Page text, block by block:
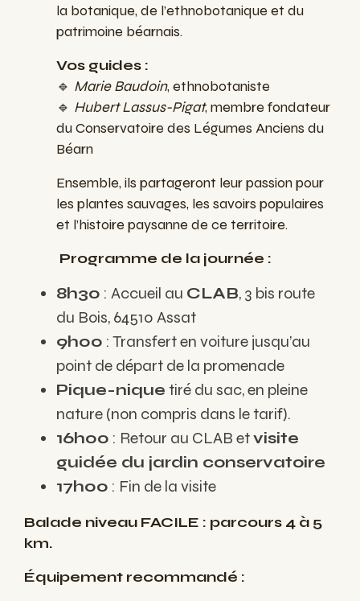
la botanique, de l’ethnobotanique et du
patrimoine béarnais.
Vos guides :
🔹 Marie Baudoin, ethnobotaniste
🔹 Hubert Lassus-Pigat, membre fondateur
du Conservatoire des Légumes Anciens du
Béarn
Ensemble, ils partageront leur passion pour
les plantes sauvages, les savoirs populaires
et l’histoire paysanne de ce territoire.
Programme de la journée :
8h30 : Accueil au CLAB, 3 bis route
du Bois, 64510 Assat
9h00 : Transfert en voiture jusqu’au
point de départ de la promenade
Pique-nique tiré du sac, en pleine
nature (non compris dans le tarif).
16h00 : Retour au CLAB etvisite
guidée du jardin conservatoire
17h00 : Fin de la visite
Balade niveau FACILE : parcours 4 à 5
km.
Équipement recommandé :